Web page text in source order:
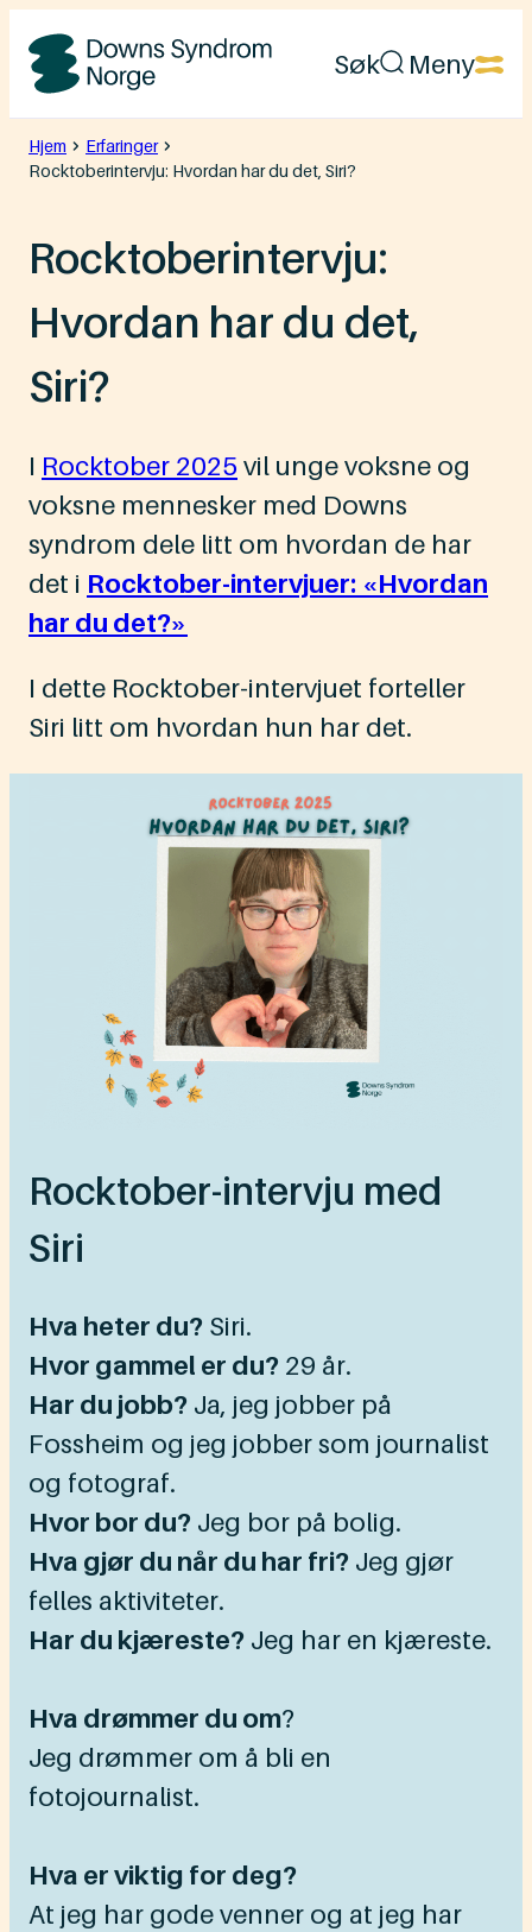
Hopp
Downs
Syndrom
Norge
Søk Meny
Hjem
Erfaringer
Rocktoberintervju: Hvordan har du det, Siri?
Rocktoberintervju:
Hvordan har du det,
Siri?
I Rocktober 2025 vil unge voksne og
voksne mennesker med Downs
syndrom dele litt om hvordan de har
det i Rocktober-intervjuer: «Hvordan
har du det?»
I dette Rocktober-intervjuet forteller
Siri litt om hvordan hun har det.
Rocktober-intervju med
Siri
Hva heter du? Siri.
Hvor gammel er du? 29 år.
Har du jobb? Ja, jeg jobber på
Fossheim og jeg jobber som journalist
og fotograf.
Hvor bor du? Jeg bor på bolig.
Hva gjør du når du har fri? Jeg gjør
felles aktiviteter.
Har du kjæreste? Jeg har en kjæreste.
Hva drømmer du om?
Jeg drømmer om å bli en
fotojournalist.
Hva er viktig for deg?
At jeg har gode venner og at jeg har